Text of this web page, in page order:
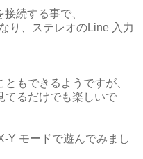
続する事で、
り、ステレオのLine 入力
もできるようですが、
てるだけでも楽しいで
Y モードで遊んでみまし